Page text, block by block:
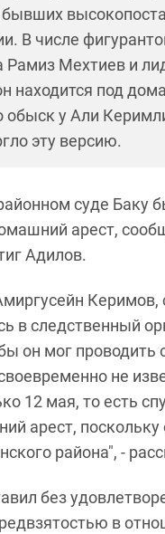
В числе
Рамиз Мехтиев и
находится под
у Али
эту версию.
суде Баку
арест,
Адилов.
в следственный
он мог
не
12 мая, то есть
арест,
района", -
без
в